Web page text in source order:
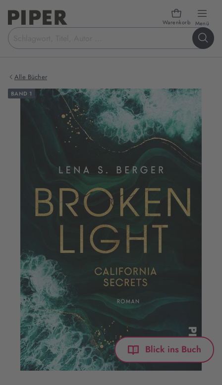
Warenkorb Menü
Suchbegriff
eingeben
Alle Bücher
BAND 1
Blick ins Buch